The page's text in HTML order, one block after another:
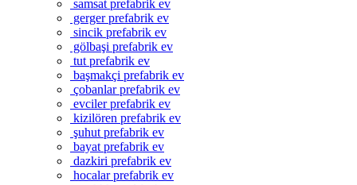
samsat prefabrik ev
gerger prefabrik ev
sincik prefabrik ev
gölbaşi prefabrik ev
tut prefabrik ev
başmakçi prefabrik ev
çobanlar prefabrik ev
evciler prefabrik ev
kizilören prefabrik ev
şuhut prefabrik ev
bayat prefabrik ev
dazkiri prefabrik ev
hocalar prefabrik ev